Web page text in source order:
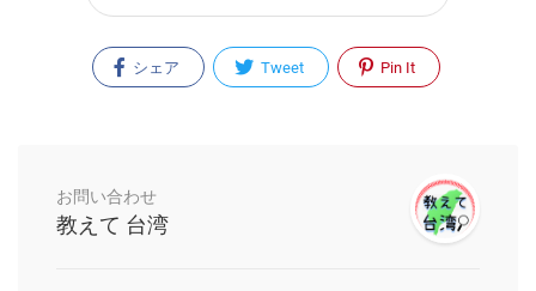
シェア Tweet Pin It
お問い合わせ
教えて 台湾